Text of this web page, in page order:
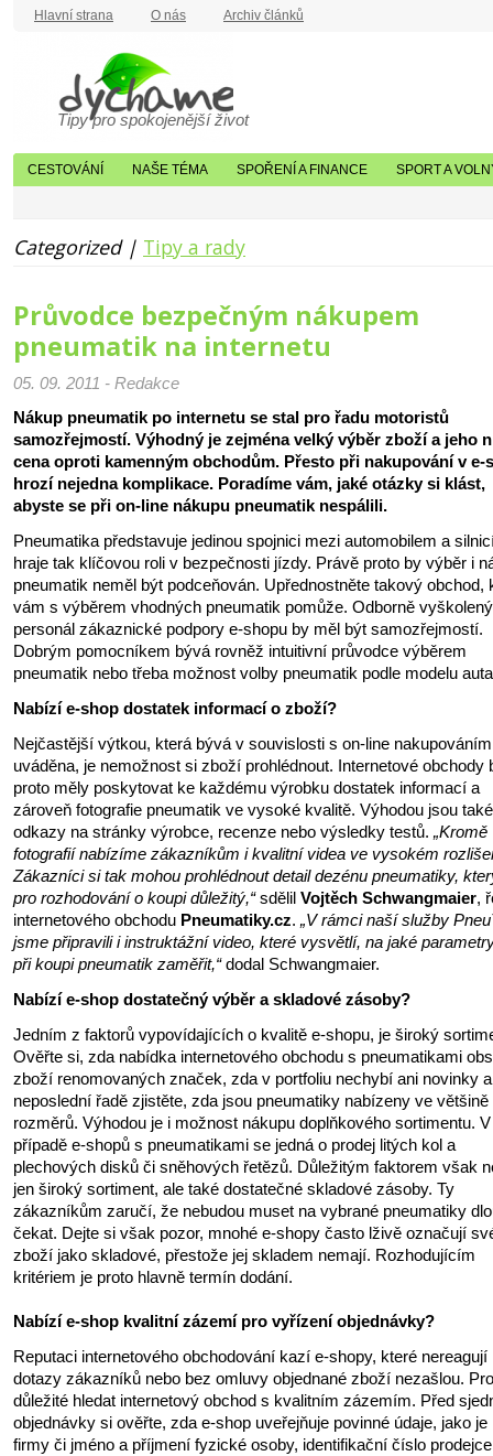
Hlavní strana O nás Archiv článků
Tipy pro spokojenější život
CESTOVÁNÍ NAŠE TÉMA SPOŘENÍ A FINANCE SPORT A
Categorized | Tipy a rady
Průvodce bezpečným nákupem
pneumatik na internetu
05. 09. 2011 - Redakce
Nákup pneumatik po internetu se stal pro řadu motoristů
samozřejmostí. Výhodný je zejména velký výběr zboží a jeho
cena oproti kamenným obchodům. Přesto při nakupování v e-
hrozí nejedna komplikace. Poradíme vám, jaké otázky si klást,
abyste se při on-line nákupu pneumatik nespálili.
Pneumatika představuje jedinou spojnici mezi automobilem a
hraje tak klíčovou roli v bezpečnosti jízdy. Právě proto by výběr i
pneumatik neměl být podceňován. Upřednostněte takový obchod,
vám s výběrem vhodných pneumatik pomůže. Odborně vyškolený
personál zákaznické podpory e-shopu by měl být samozřejmostí.
Dobrým pomocníkem bývá rovněž intuitivní průvodce výběrem
pneumatik nebo třeba možnost volby pneumatik podle modelu
Nabízí e-shop dostatek informací o zboží?
Nejčastější výtkou, která bývá v souvislosti s on-line nakupováním
uváděna, je nemožnost si zboží prohlédnout. Internetové obchody
proto měly poskytovat ke každému výrobku dostatek informací a
zároveň fotografie pneumatik ve vysoké kvalitě. Výhodou jsou také
odkazy na stránky výrobce, recenze nebo výsledky testů. „Kromě
fotografií nabízíme zákazníkům i kvalitní videa ve vysokém
Zákazníci si tak mohou prohlédnout detail dezénu pneumatiky,
pro rozhodování o koupi důležitý,“sdělil Vojtěch Schwangmaier,
internetového obchodu Pneumatiky.cz. „V rámci naší služby
jsme připravili i instruktážní video, které vysvětlí, na jaké
při koupi pneumatik zaměřit,“dodal Schwangmaier.
Nabízí e-shop dostatečný výběr a skladové zásoby?
Jedním z faktorů vypovídajících o kvalitě e-shopu, je široký
Ověřte si, zda nabídka internetového obchodu s pneumatikami
zboží renomovaných značek, zda v portfoliu nechybí ani novinky
neposlední řadě zjistěte, zda jsou pneumatiky nabízeny ve většině
rozměrů. Výhodou je i možnost nákupu doplňkového sortimentu. V
případě e-shopů s pneumatikami se jedná o prodej litých kol a
plechových disků či sněhových řetězů. Důležitým faktorem však
jen široký sortiment, ale také dostatečné skladové zásoby. Ty
zákazníkům zaručí, že nebudou muset na vybrané pneumatiky
čekat. Dejte si však pozor, mnohé e-shopy často lživě označují
zboží jako skladové, přestože jej skladem nemají. Rozhodujícím
kritériem je proto hlavně termín dodání.
Nabízí e-shop kvalitní zázemí pro vyřízení objednávky?
Reputaci internetového obchodování kazí e-shopy, které nereagují
dotazy zákazníků nebo bez omluvy objednané zboží nezašlou.
důležité hledat internetový obchod s kvalitním zázemím. Před
objednávky si ověřte, zda e-shop uveřejňuje povinné údaje, jako je
firmy či jméno a příjmení fyzické osoby, identifikační číslo